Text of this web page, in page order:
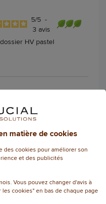
5/5 -
3 avis
HV pastel
43,34 € HT
(52,01 € TTC)
5/5 -
matière de cookies
des cookies pour améliorer son
et des publicités
Vous pouvez changer d'avis à
cookies" en bas de chaque page